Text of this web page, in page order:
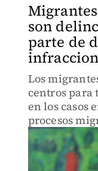
son
parte de
Los
centros para
en los casos
procesos
regularizar
ante las
mismos